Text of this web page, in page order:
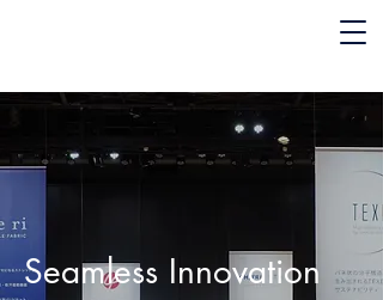
Seamless Innovation